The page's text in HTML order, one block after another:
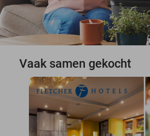
Vaak samen gekocht